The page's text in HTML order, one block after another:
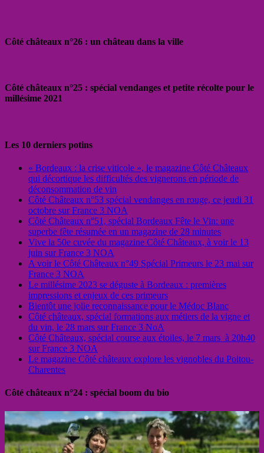
Côté châteaux n°26 : un château dans la ville
Côté châteaux n°25 : spécial vendanges et petite récolte pour le
millésime 2021
Les 10 derniers potins
« Bordeaux : la crise viticole », le magazine Côté Châteaux
qui décortique les difficultés des vignerons en période de
déconsommation de vin
Côté Châteaux n°53 spécial vendanges en rouge, ce jeudi 31
octobre sur France 3 NOA
Côté Châteaux n°51, spécial Bordeaux Fête le Vin: une
superbe fête résumée en un magazine de 28 minutes
Vive la 50e cuvée du magazine Côté Châteaux, à voir le 13
juin sur France 3 NOA
A voir le Côté Châteaux n°49 Spécial Primeurs le 23 mai sur
France 3 NOA
Le millésime 2023 se déguste à Bordeaux : premières
impressions et enjeux de ces primeurs
Bientôt une jolie reconnaissance pour le Médoc Blanc
Côté châteaux, spécial formations aux métiers de la vigne et
du vin, le 28 mars sur France 3 NoA
Côté Châteaux, spécial course aux étoiles, le 7 mars à 20h40
sur France 3 NOA
Le magazine Côté châteaux explore les vignobles du Poitou-
Charentes
Côté châteaux n°24 : spécial boom du bio